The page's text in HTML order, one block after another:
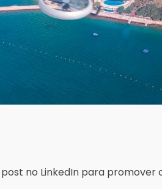
no LinkedIn para